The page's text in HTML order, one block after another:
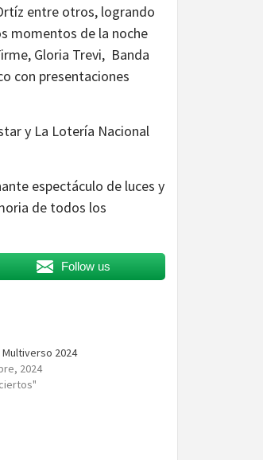
entre otros, logrando
momentos de la noche
Gloria Trevi, Banda
con presentaciones
y La Lotería Nacional
espectáculo de luces y
de todos los
Follow us
2024
2024